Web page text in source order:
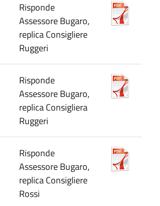
Risponde
Assessore Bugaro,
replica Consigliere
Ruggeri
Risponde
Assessore Bugaro,
replica Consigliera
Ruggeri
Risponde
Assessore Bugaro,
replica Consigliere
Rossi